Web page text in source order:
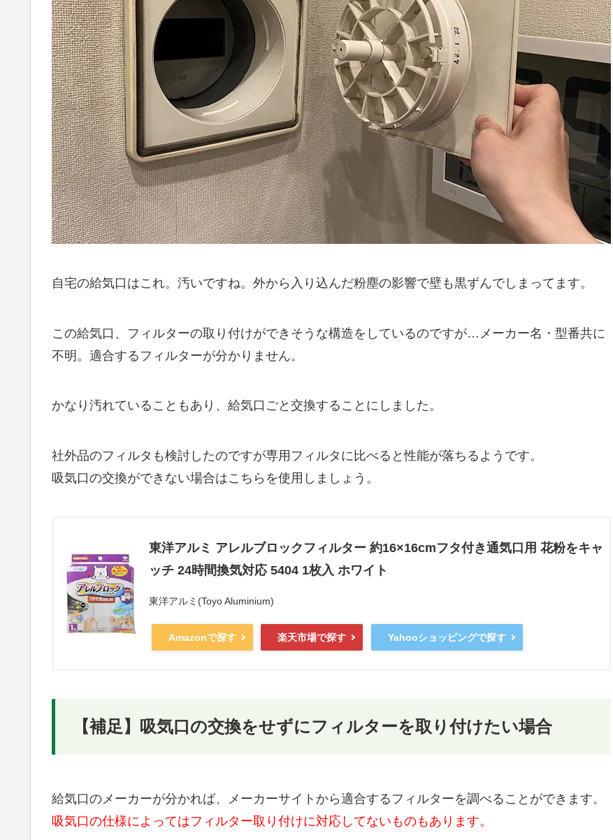
自宅の給気口はこれ。汚いですね。外から入り込んだ粉塵の影響で壁も黒ずんでしまってます。
この給気口、フィルターの取り付けができそうな構造をしているのですが…メーカー名・型番共に
不明。適合するフィルターが分かりません。
かなり汚れていることもあり、給気口ごと交換することにしました。
社外品のフィルタも検討したのですが専用フィルタに比べると性能が落ちるようです。
吸気口の交換ができない場合はこちらを使用しましょう。
東洋アルミ アレルブロックフィルター 約16×16cmフタ付き通気口用 花粉をキャ
ッチ 24時間換気対応 5404 1枚入 ホワイト
東洋アルミ(Toyo Aluminium)
Amazonで探す 楽天市場で探す Yahooショッピングで探す
【補足】吸気口の交換をせずにフィルターを取り付けたい場合
給気口のメーカーが分かれば、メーカーサイトから適合するフィルターを調べることができます。
吸気口の仕様によってはフィルター取り付けに対応してないものもあります。